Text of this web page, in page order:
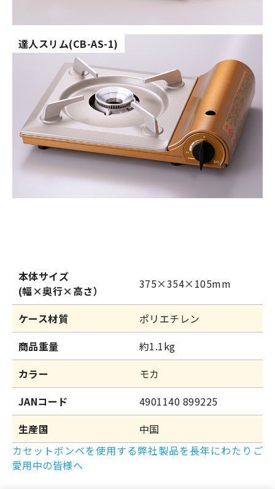
達人スリム(CB-AS-1)
本体サイズ
(幅×奥行×高さ）
375×354×105mm
ケース材質
ポリエチレン
商品重量
約1.1kg
カラー
モカ
JANコード
4901140 899225
生産国
中国
カセットボンベを使用する弊社製品を長年にわたりご
愛用中の皆様へ